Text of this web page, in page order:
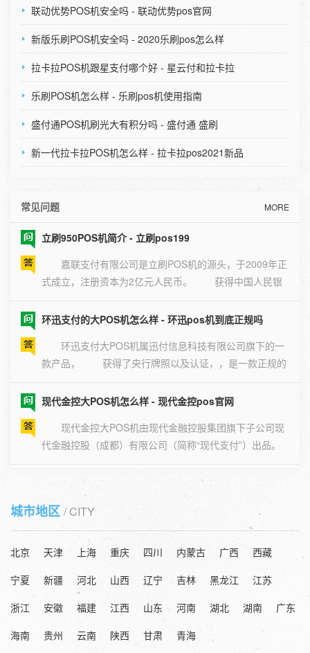
联动优势POS机安全吗 - 联动优势pos官网
新版乐刷POS机安全吗 - 2020乐刷pos怎么样
拉卡拉POS机跟星支付哪个好 - 星云付和拉卡拉
乐刷POS机怎么样 - 乐刷pos机使用指南
盛付通POS机刷光大有积分吗 - 盛付通 盛刷
新一代拉卡拉POS机怎么样 - 拉卡拉pos2021新品
MORE
常见问题
星驿付陆POS怎么样 - 星驿付pos能用吗,安全吗
星驿付是一家老牌POS机公司，成立时间长并且资金
雄厚， 拥有央行颁布的支付牌照，用户刷卡即时到
账，是正 […]
星通宝大POS机的优点怎么样 - 星通宝app
实时 […]
式成立，注册资本为2亿元人民币。 获得中国人民银
行 […]
款产品， 获得了央行牌照以及认证，，是一款正规的
一清机 […]
代金融控股（成都）有限公司（简称“现代支付”）出品。
现代支 […]
开店宝大POS机怎么样 - 开店宝pos机使用教程
开店宝大POS机是开店宝支付公司的主打POS机，是
POS机行业的一款大品牌正规一清机。国家央行颁发支付
牌照 […]
星驿付陆POS怎么样 - 星驿付pos能用吗,安全吗
星驿付是一家老牌POS机公司，成立时间长并且资金
雄厚， 拥有央行颁布的支付牌照，用户刷卡即时到
账，是正 […]
星通宝大POS机的优点怎么样 - 星通宝app
城市地区 / CITY
北京 天津 上海 重庆 四川 内蒙古 广西
西藏
宁夏
新疆 河北 山西 辽宁 吉林 黑龙江
江苏
浙江
安徽 福建 江西 山东 河南 湖北 湖南
广东
海南
贵州 云南 陕西 甘肃 青海